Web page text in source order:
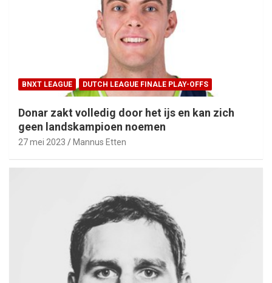
BNXT LEAGUE DUTCH LEAGUE FINALE PLAY-OFFS
Donar zakt volledig door het ijs en kan zich
geen landskampioen noemen
27 mei 2023 Mannus Etten